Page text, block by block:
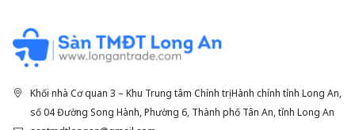
Khối nhà Cơ quan 3 – Khu Trung tâm Chính trị Hành chính tỉnh Long An,
số 04 Đường Song Hành, Phường 6, Thành phố Tân An, tỉnh Long An